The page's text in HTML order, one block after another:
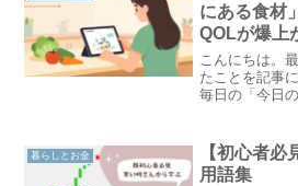
にある食材
QOLが爆上
こんにちは。
たことを記事
毎日の「今日
れていた「今
う？何にしよ
ネットで検索
量が違ったり
暮らしとお金
【初心者
用語集